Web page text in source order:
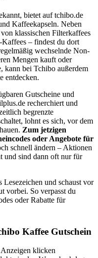
bietet auf tchibo.de
Kaffeekapseln. Neben
klassischen Filterkaffees
– findest du dort
wechselnde Non-
Mengen kauft oder
kann bei Tchibo außerdem
entdecken.
Gutscheine und
recherchiert und
begrenzte
lohnt es sich, vor dem
Zum jetzigen
oder Angebote für
schnell ändern – Aktionen
und sind dann oft nur für
Lesezeichen und schaust vor
vorbei. So verpasst du
oder Rabatte für
Kaffee Gutschein
klicken